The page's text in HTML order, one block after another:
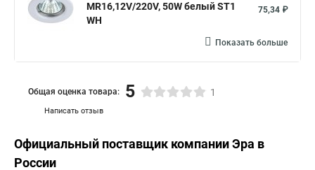
MR16,12V/220V, 50W белый ST1
WH
75,34 ₽
Показать больше
Написать отзыв
Общая оценка товара: 5 1
Официальный поставщик компанииЭра в
России